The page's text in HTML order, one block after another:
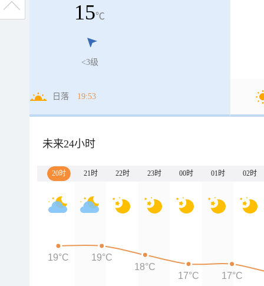
15℃
<3级
日落 19:53
未来24小时
20时 21时 22时 23时 00时 01时 02时
19°C 19°C
18°C
17°C
17°C